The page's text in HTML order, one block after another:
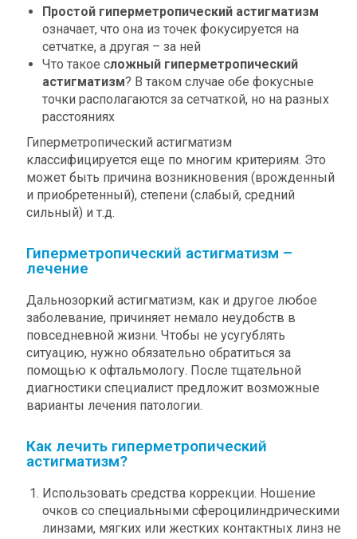
Простой гиперметропический астигматизм
означает, что она из точек фокусируется на
сетчатке, а другая – за ней
Что такое сложный гиперметропический
астигматизм? В таком случае обе фокусные
точки располагаются за сетчаткой, но на разных
расстояниях
Гиперметропический астигматизм
классифицируется еще по многим критериям. Это
может быть причина возникновения (врожденный
и приобретенный), степени (слабый, средний
сильный) и т.д.
Гиперметропический астигматизм –
лечение
Дальнозоркий астигматизм, как и другое любое
заболевание, причиняет немало неудобств в
повседневной жизни. Чтобы не усугублять
ситуацию, нужно обязательно обратиться за
помощью к офтальмологу. После тщательной
диагностики специалист предложит возможные
варианты лечения патологии.
Как лечить гиперметропический
астигматизм?
Использовать средства коррекции. Ношение
очков со специальными сфероцилиндрическими
линзами, мягких или жестких контактных линз не